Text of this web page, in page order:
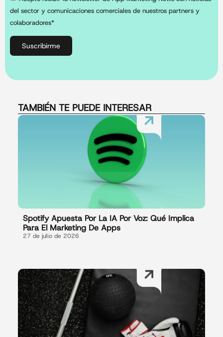
del sector y comunicaciones comerciales de nuestros partners y
colaboradores*
Suscribirme
TAMBIÉN TE PUEDE INTERESAR
Spotify Apuesta Por La IA Por Voz: Qué Implica
Para El Marketing De Apps
27 de julio de 2026